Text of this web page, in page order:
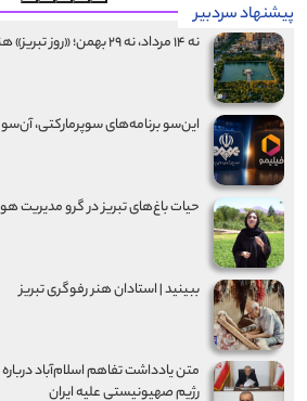
پیشنهاد سردبیر
نه ۱۴ مرداد، نه ۲۹ بهمن؛ «روز تبریز» هنوز رسمی نشده است
این‌سو برنامه‌های سوپرمارکتی،
حیات باغ‌های تبریز در گرو مدیریت
ببینید | استادان هنر رفوگری تبریز
متن یادداشت تفاهم اسلام‌آباد
رژیم صهیونیستی علیه ایران